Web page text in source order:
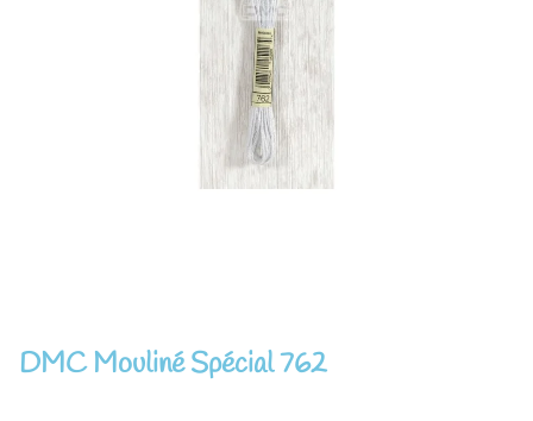
DMC Mouliné Spécial 762